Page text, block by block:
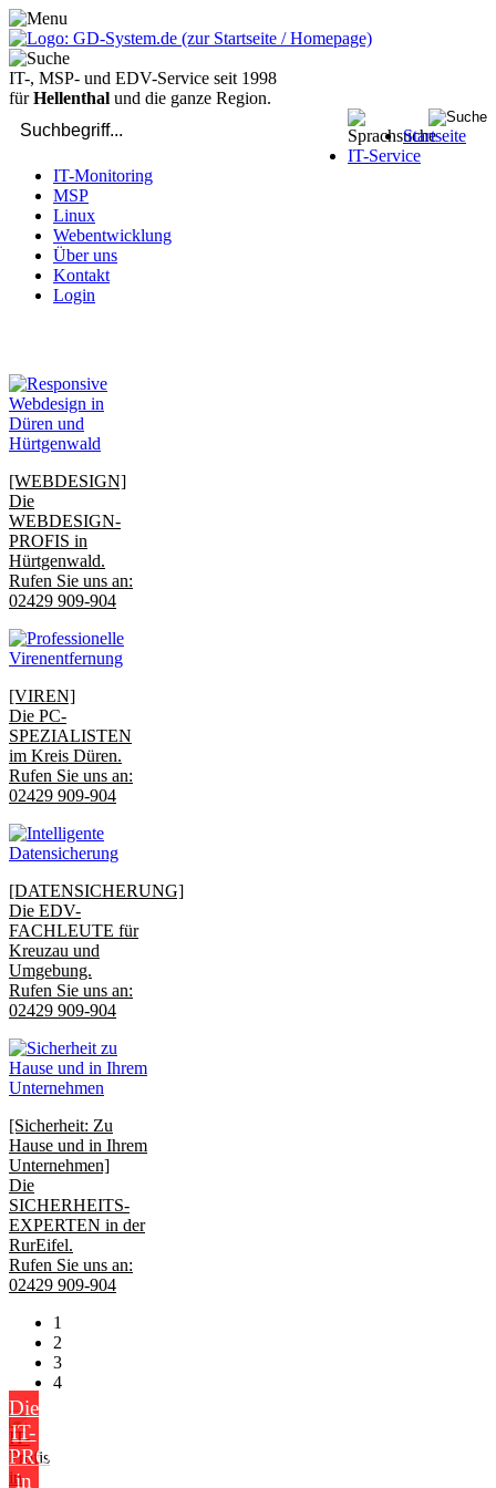
IT-, MSP- und EDV-Service seit 1998
fürHellenthal und die ganze Region.
Startseite
IT-Service
IT-Monitoring
MSP
Linux
Webentwicklung
Über uns
Kontakt
Login
[WEBDESIGN]
Die
WEBDESIGN-
PROFIS in
Hürtgenwald.
Rufen Sie uns an:
02429 909-904
[VIREN]
Die PC-
SPEZIALISTEN
im Kreis Düren.
Rufen Sie uns an:
02429 909-904
[DATENSICHERUNG]
Die EDV-
FACHLEUTE für
Kreuzau und
Umgebung.
Rufen Sie uns an:
02429 909-904
[Sicherheit: Zu
Hause und in Ihrem
Unternehmen]
Die
SICHERHEITS-
EXPERTEN in der
RurEifel.
Rufen Sie uns an:
02429 909-904
1
2
3
4
Die
IT-
PROFIS
in